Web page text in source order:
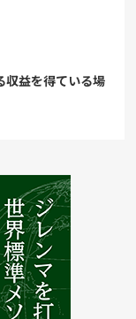
収益を得ている場